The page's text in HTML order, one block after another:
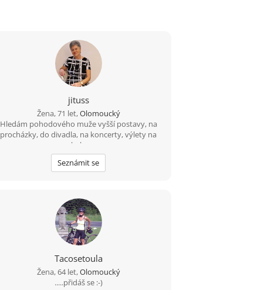
jituss
Žena, 71 let,Olomoucký
Hledám pohodového muže vyšší postavy, na
procházky, do divadla, na koncerty, výlety na
kole
Seznámit se
Tacosetoula
Žena, 64 let,Olomoucký
.....přidáš se :-)